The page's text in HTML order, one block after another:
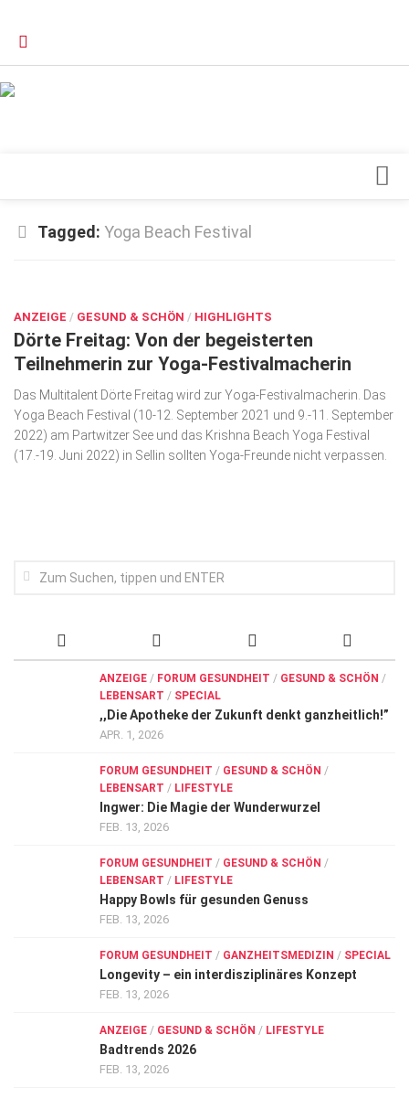
Orthopädie
Schönheit & Wohlbefinden
Special
Wirtschaft, Recht, Finanzen
Zahn, Mund, Kiefer
Hören
Tagged: Yoga Beach Festival
ANZEIGE / GESUND & SCHÖN / HIGHLIGHTS
Dörte Freitag: Von der begeisterten
Teilnehmerin zur Yoga-Festivalmacherin
Das Multitalent Dörte Freitag wird zur Yoga-Festivalmacherin. Das
Yoga Beach Festival (10-12. September 2021 und 9.-11. September
2022) am Partwitzer See und das Krishna Beach Yoga Festival
(17.-19. Juni 2022) in Sellin sollten Yoga-Freunde nicht verpassen.
ANZEIGE / FORUM GESUNDHEIT / GESUND & SCHÖN /
LEBENSART / SPECIAL
,,Die Apotheke der Zukunft denkt ganzheitlich!”
APR. 1, 2026
FORUM GESUNDHEIT / GESUND & SCHÖN /
LEBENSART / LIFESTYLE
Ingwer: Die Magie der Wunderwurzel
FEB. 13, 2026
FORUM GESUNDHEIT / GESUND & SCHÖN /
LEBENSART / LIFESTYLE
Happy Bowls für gesunden Genuss
FEB. 13, 2026
FORUM GESUNDHEIT / GANZHEITSMEDIZIN / SPECIAL
Longevity – ein interdisziplinäres Konzept
FEB. 13, 2026
ANZEIGE / GESUND & SCHÖN / LIFESTYLE
Badtrends 2026
FEB. 13, 2026